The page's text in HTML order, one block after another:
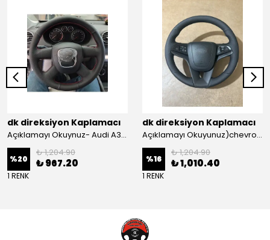
dk direksiyon Kaplamacı
Açıklamayı Okuynuz- Audi A3 Sportback Araca Özel Direksiyon Kılıfı Kırmızı Ipli
%20
₺ 1,204.90
₺ 967.20
1 RENK
dk direksiyon Kaplamacı
Açıklamayı Okuyunuz)chevrolet Aveo Lt-ls Araca Özel Direksiyon Kılıfı (plastik Kapaksız Direksiyon
%16
₺ 1,204.90
₺ 1,010.40
1 RENK